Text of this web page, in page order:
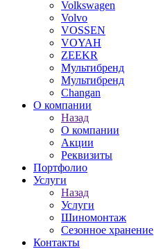
Volkswagen
Volvo
VOSSEN
VOYAH
ZEEKR
Мультибренд
Мультибренд
Сhangan
О компании
Назад
О компании
Акции
Реквизиты
Портфолио
Услуги
Назад
Услуги
Шиномонтаж
Сезонное хранение
Контакты